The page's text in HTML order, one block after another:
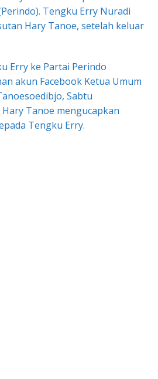
Tengku Erry Nuradi
Hary Tanoe, setelah keluar
Erry ke Partai Perindo
akun Facebook Ketua Umum
Sabtu
Tanoe mengucapkan
Tengku Erry.